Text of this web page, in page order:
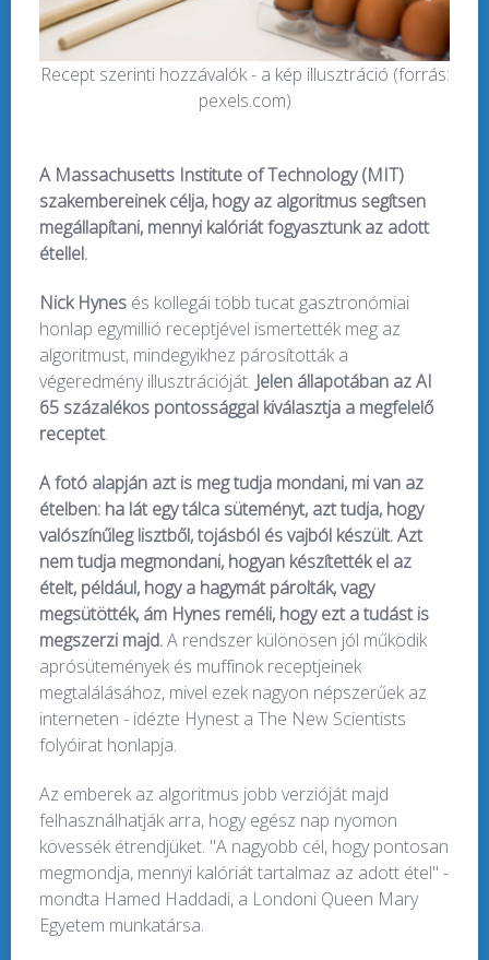
Recept szerinti hozzávalók - a kép illusztráció (forrás:
pexels.com)
A Massachusetts Institute of Technology (MIT)
szakembereinek célja, hogy az algoritmus segítsen
megállapítani, mennyi kalóriát fogyasztunk az adott
étellel.
Nick Hynes és kollegái több tucat gasztronómiai
honlap egymillió receptjével ismertették meg az
algoritmust, mindegyikhez párosították a
végeredmény illusztrációját. Jelen állapotában az AI
65 százalékos pontossággal kiválasztja a megfelelő
receptet.
A fotó alapján azt is meg tudja mondani, mi van az
ételben: ha lát egy tálca süteményt, azt tudja, hogy
valószínűleg lisztből, tojásból és vajból készült. Azt
nem tudja megmondani, hogyan készítették el az
ételt, például, hogy a hagymát párolták, vagy
megsütötték, ám Hynes reméli, hogy ezt a tudást is
megszerzi majd.A rendszer különösen jól működik
aprósütemények és muffinok receptjeinek
megtalálásához, mivel ezek nagyon népszerűek az
interneten - idézte Hynest a The New Scientists
folyóirat honlapja.
Az emberek az algoritmus jobb verzióját majd
felhasználhatják arra, hogy egész nap nyomon
kövessék étrendjüket. "A nagyobb cél, hogy pontosan
megmondja, mennyi kalóriát tartalmaz az adott étel" -
mondta Hamed Haddadi, a Londoni Queen Mary
Egyetem munkatársa.